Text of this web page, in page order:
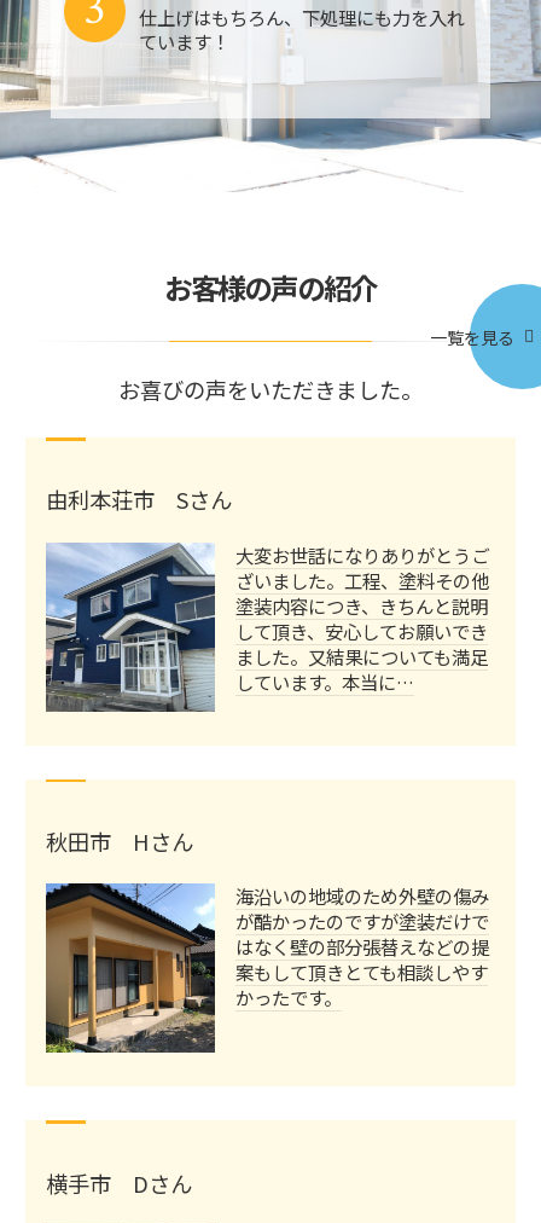
仕上げはもちろん、下処理にも力を入れ
ています！
お客様の声の紹介
お喜びの声をいただきました。
一覧を見る
由利本荘市 Sさん
大変お世話になりありがとうご
ざいました。工程、塗料その他
塗装内容につき、きちんと説明
して頂き、安心してお願いでき
ました。又結果についても満足
しています。本当に…
秋田市 Hさん
海沿いの地域のため外壁の傷み
が酷かったのですが塗装だけで
はなく壁の部分張替えなどの提
案もして頂きとても相談しやす
かったです。
横手市 Dさん